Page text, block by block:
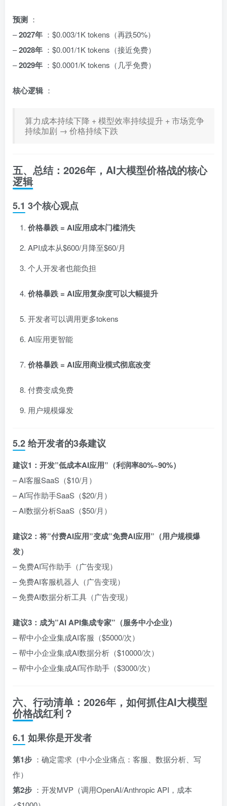
预测 ：
–2027年 ：$0.003/1K tokens（再跌50%）
–2028年 ：$0.001/1K tokens（接近免费）
–2029年 ：$0.0001/K tokens（几乎免费）
核心逻辑 ：
算力成本持续下降 + 模型效率持续提升 + 市场竞争
持续加剧 → 价格持续下跌
五、总结：2026年，AI大模型价格战的核心
逻辑
5.1 3个核心观点
价格暴跌 = AI应用成本门槛消失
API成本从$600/月降至$60/月
个人开发者也能负担
价格暴跌 = AI应用复杂度可以大幅提升
开发者可以调用更多tokens
AI应用更智能
价格暴跌 = AI应用商业模式彻底改变
付费变成免费
用户规模爆发
5.2 给开发者的3条建议
建议1：开发”低成本AI应用”（利润率80%~90%）
– AI客服SaaS（$10/月）
– AI写作助手SaaS（$20/月）
– AI数据分析SaaS（$50/月）
建议2：将”付费AI应用”变成”免费AI应用”（用户规模爆
发）
– 免费AI写作助手（广告变现）
– 免费AI客服机器人（广告变现）
– 免费AI数据分析工具（广告变现）
建议3：成为”AI API集成专家”（服务中小企业）
– 帮中小企业集成AI客服（$5000/次）
– 帮中小企业集成AI数据分析（$10000/次）
– 帮中小企业集成AI写作助手（$3000/次）
六、行动清单：2026年，如何抓住AI大模型
价格战红利？
6.1 如果你是开发者
第1步 ：确定需求（中小企业痛点：客服、数据分析、写
作）
第2步 ：开发MVP（调用OpenAI/Anthropic API，成本